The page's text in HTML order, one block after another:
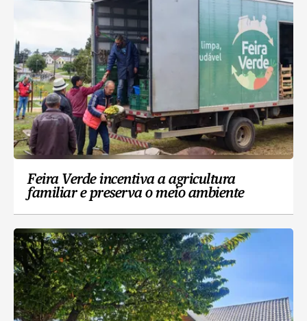
Feira Verde incentiva a agricultura
familiar e preserva o meio ambiente